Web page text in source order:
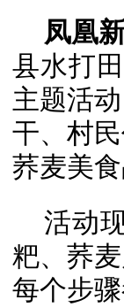
凤凰
县水打
主题活
干、村
荞麦美
活动
粑、荞
每个步